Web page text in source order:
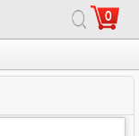
0
forbeholdes.